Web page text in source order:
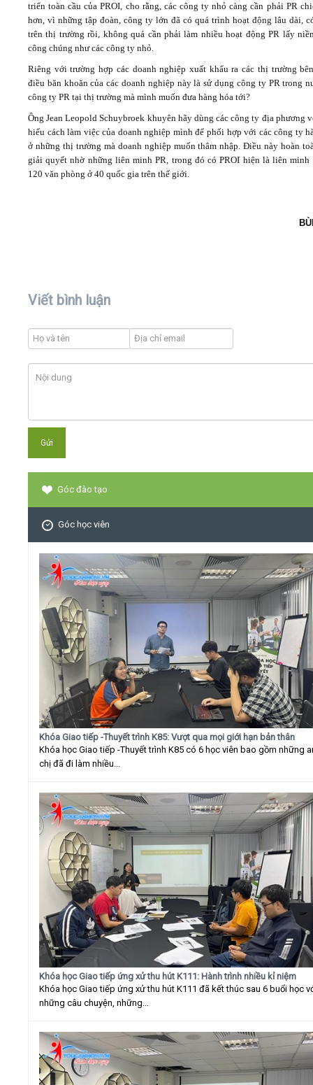
triển toàn cầu của PROI, cho rằng, các công ty nhỏ càng cần phải PR
hơn, vì những tập đoàn, công ty lớn đã có quá trình hoạt động lâu dài,
trên thị trường rồi, không quá cần phải làm nhiều hoạt động PR lấy
công chúng như các công ty nhỏ.
Riêng với trường hợp các doanh nghiệp xuất khẩu ra các thị trường
điều băn khoăn của các doanh nghiệp này là sử dụng công ty PR trong
công ty PR tại thị trường mà mình muốn đưa hàng hóa tới?
Ông Jean Leopold Schuybroek khuyên hãy dùng các công ty địa phương
hiểu cách làm việc của doanh nghiệp mình để phối hợp với các công ty
ở những thị trường mà doanh nghiệp muốn thâm nhập. Điều này hoàn
giải quyết nhờ những liên minh PR, trong đó có PROI hiện là liên
120 văn phòng ở 40 quốc gia trên thế giới.
Viết bình luận
Góc đào tạo
Góc học viên
Khóa Giao tiếp -Thuyết trình K85: Vượt qua mọi giới hạn bản thân
Khóa học Giao tiếp -Thuyết trình K85 có 6 học viên bao gồm những
chị đã đi làm nhiều...
Khóa học Giao tiếp ứng xử thu hút K111: Hành trình nhiều kỉ niệm
Khóa học Giao tiếp ứng xử thu hút K111 đã kết thúc sau 6 buổi học
những câu chuyện, những...